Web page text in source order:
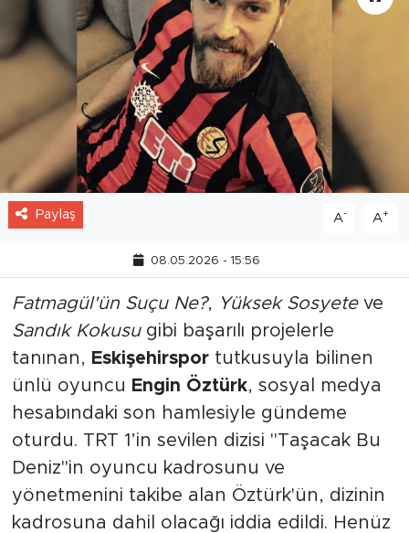
Paylaş A- A+
08.05.2026 - 15:56
Fatmagül'ün Suçu Ne?, Yüksek Sosyeteve
Sandık Kokusugibi başarılı projelerle
tanınan, Eskişehirsportutkusuyla bilinen
ünlü oyuncu Engin Öztürk, sosyal medya
hesabındaki son hamlesiyle gündeme
oturdu. TRT 1’in sevilen dizisi "Taşacak Bu
Deniz"in oyuncu kadrosunu ve
yönetmenini takibe alan Öztürk'ün, dizinin
kadrosuna dahil olacağı iddia edildi. Henüz